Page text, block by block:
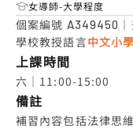
女導師-大學程度
個案編號 A349450
學校教授語言中文小學
上課時間
六｜11:00-15:00
備註
補習內容包括法律思